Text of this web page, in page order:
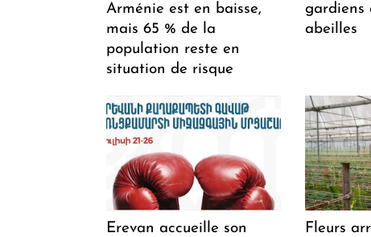
Arménie est en baisse,
mais 65 % de la
population reste en
situation de risque
gardiens
abeilles
Erevan accueille son
Fleurs